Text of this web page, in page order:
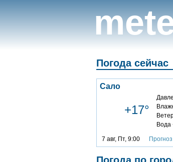
Погода сейчас
Сало
+17°
Вода
7 авг, Пт, 9:00
Погода по